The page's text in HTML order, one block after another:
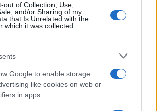
out of Collection, Use,
and/or Sharing of my
that Is Unrelated with the
which it was collected.
Google to enable storage
like cookies on web or
in apps.